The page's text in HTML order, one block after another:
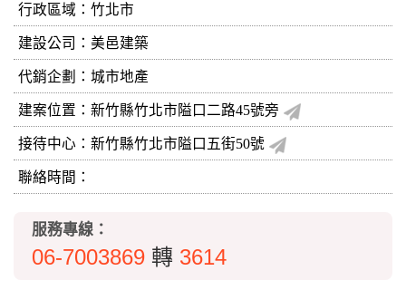
行政區域：竹北市
建設公司： 美邑建築
代銷企劃：城市地產
建案位置：新竹縣竹北市隘口二路45號旁
接待中心：新竹縣竹北市隘口五街50號
聯絡時間：
服務專線：
06-7003869 轉 3614